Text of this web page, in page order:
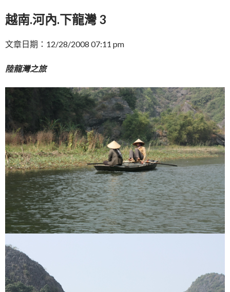
越南.河內.下龍灣 3
文章日期：12/28/2008 07:11 pm
陸龍灣之旅